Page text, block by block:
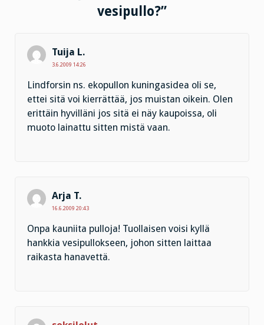
vesipullo?”
Tuija L.
3.6.2009 14:26
Lindforsin ns. ekopullon kuningasidea oli se,
ettei sitä voi kierrättää, jos muistan oikein. Olen
erittäin hyvilläni jos sitä ei näy kaupoissa, oli
muoto lainattu sitten mistä vaan.
Arja T.
16.6.2009 20:43
Onpa kauniita pulloja! Tuollaisen voisi kyllä
hankkia vesipullokseen, johon sitten laittaa
raikasta hanavettä.